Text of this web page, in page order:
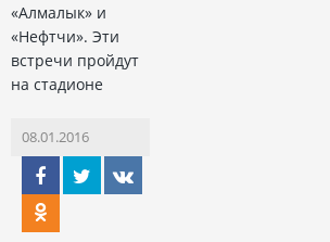
«Алмалык» и
«Нефтчи». Эти
встречи пройдут
на стадионе
08.01.2016